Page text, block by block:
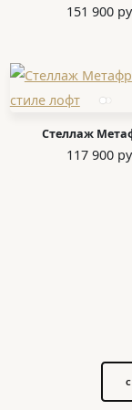
151 900
Стеллаж
117 900